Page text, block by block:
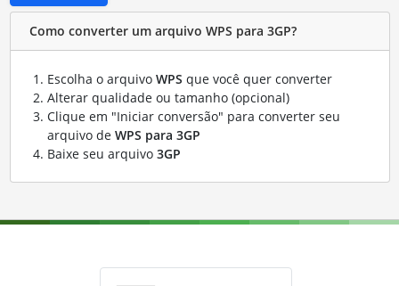
Como converter um arquivo WPS para 3GP?
Escolha o arquivo WPS que você quer converter
Alterar qualidade ou tamanho (opcional)
Clique em "Iniciar conversão" para converter seu
arquivo de WPS para 3GP
Baixe seu arquivo 3GP